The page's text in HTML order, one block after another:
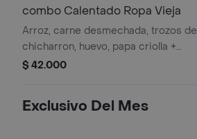
combo Calentado Ropa Vieja
Arroz, carne desmechada, trozos de
chicharron, huevo, papa criolla +
bebida
$ 42.000
Exclusivo Del Mes